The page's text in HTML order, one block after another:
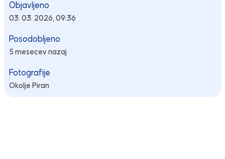
Objavljeno
03. 03. 2026, 09:36
Posodobljeno
5 mesecev nazaj
Fotografije
Okolje Piran